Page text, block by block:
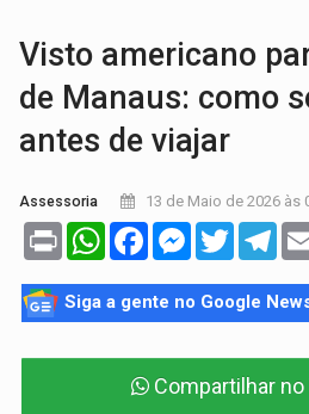
Visto americano
de Manaus: como
antes de viajar
Assessoria 13 de Maio de 2026 às
Print WhatsAppFacebookMessenger
Twitter
Siga a gente no Google
Compartilhar